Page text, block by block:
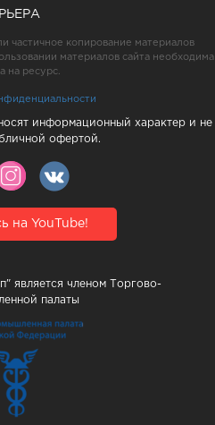
частичное копирование материалов
материалов сайта необходима
на ресурс.
информационный характер и не
офертой.
на YouTube!
является членом Торгово-
палаты